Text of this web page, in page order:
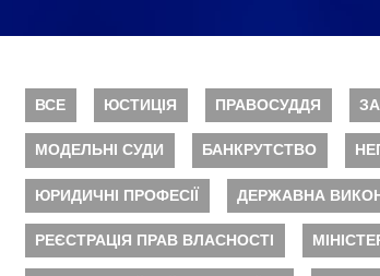
ВСЕ ЮСТИЦІЯ ПРАВОСУДДЯ
МОДЕЛЬНІ СУДИ БАНКРУТСТВО
ЮРИДИЧНІ ПРОФЕСІЇ ДЕРЖАВНА
РЕЄСТРАЦІЯ ПРАВ ВЛАСНОСТІ